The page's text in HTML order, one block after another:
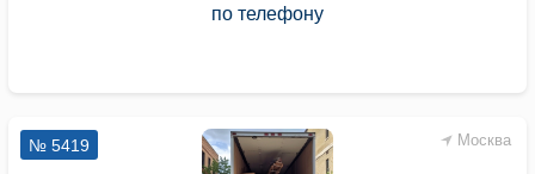
по телефону
Москва
№ 5419